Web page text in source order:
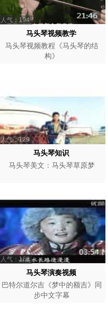
人气：194
马头琴视频教学
马头琴视频教程《马头琴的结
构》
人气：129
马头琴知识
马头琴美文：马头琴草原梦
人气：168
马头琴演奏视频
巴特尔道尔吉《梦中的额吉》同
步中文字幕